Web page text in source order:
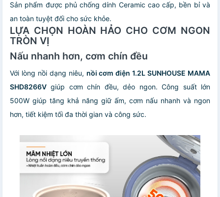
Sản phẩm được phủ chống dính Ceramic cao cấp, bền bỉ và
an toàn tuyệt đối cho sức khỏe.
LỰA CHỌN HOÀN HẢO CHO CƠM NGON
TRÒN VỊ
Nấu nhanh hơn, cơm chín đều
Với lòng nồi dạng niêu, nồi cơm điện 1.2L SUNHOUSE MAMA
SHD8266V giúp cơm chín đều, dẻo ngon. Công suất lớn
500W giúp tăng khả năng giữ ấm, cơm nấu nhanh và ngon
hơn, tiết kiệm tối đa thời gian và công sức.